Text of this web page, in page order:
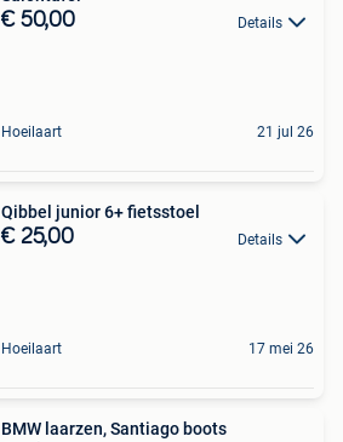
€ 50,00 Details
Hoeilaart 21 jul 26
Qibbel junior 6+ fietsstoel
€ 25,00 Details
Hoeilaart 17 mei 26
BMW laarzen, Santiago boots